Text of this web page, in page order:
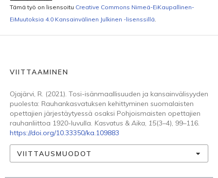
Tämä työ on lisensoitu Creative Commons Nimeä-EiKaupallinen-
EiMuutoksia 4.0 Kansainvälinen Julkinen -lisenssillä.
VIITTAAMINEN
Ojajärvi, R. (2021). Tosi-isänmaallisuuden ja kansainvälisyyden
puolesta: Rauhankasvatuksen kehittyminen suomalaisten
opettajien järjestäytyessä osaksi Pohjoismaisten opettajien
rauhanliittoa 1920-luvulla. Kasvatus & Aika, 15(3–4), 99–116.
https://doi.org/10.33350/ka.109883
VIITTAUSMUODOT